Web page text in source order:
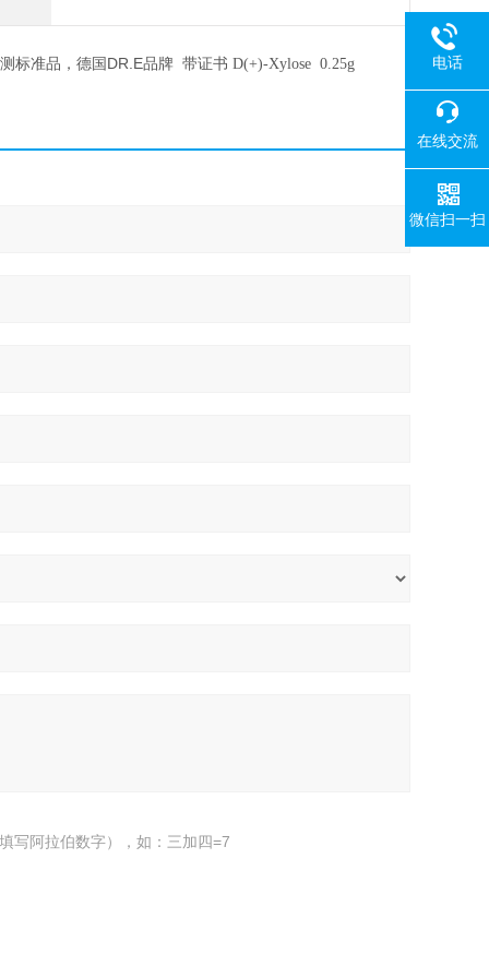
标准品，德国DR.E品牌 带证书 D(+)-Xylose 0.25g
写阿拉伯数字），如：三加四=7
电话
在线交流
微信扫一扫